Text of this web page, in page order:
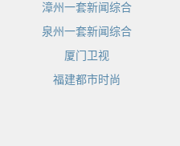
漳州一套新闻综合
泉州一套新闻综合
厦门卫视
福建都市时尚